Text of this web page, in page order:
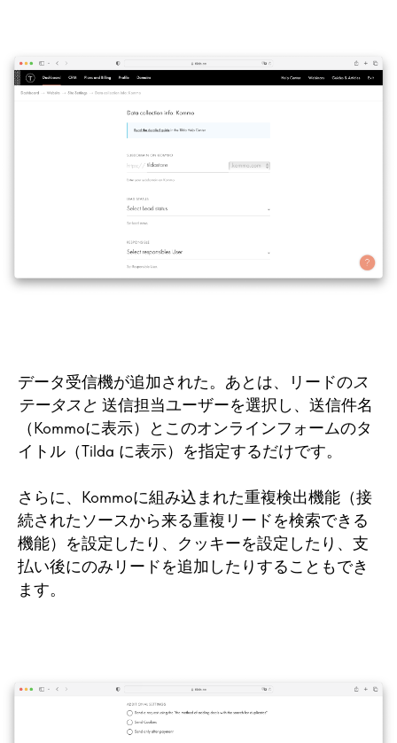
データ受信機が追加された。あとは、リードのス
テータスと 送信担当ユーザーを選択し、送信件名
（Kommoに表示）とこのオンラインフォームのタ
イトル（Tilda に表示）を指定するだけです。
さらに、Kommoに組み込まれた重複検出機能（接
続されたソースから来る重複リードを検索できる
機能）を設定したり、クッキーを設定したり、支
払い後にのみリードを追加したりすることもでき
ます。